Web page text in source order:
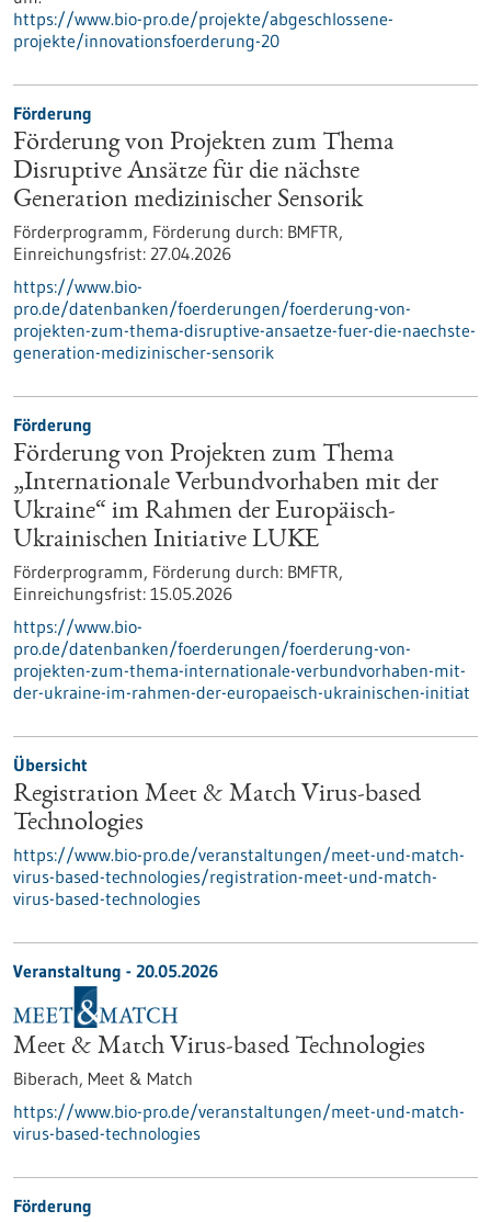
https://www.bio-pro.de/projekte/abgeschlossene-
projekte/innovationsfoerderung-20
Förderung
Förderung von Projekten zum Thema
Disruptive Ansätze für die nächste
Generation medizinischer Sensorik
Förderprogramm, Förderung durch: BMFTR,
Einreichungsfrist: 27.04.2026
https://www.bio-
pro.de/datenbanken/foerderungen/foerderung-von-
projekten-zum-thema-disruptive-ansaetze-fuer-die-naechste-
generation-medizinischer-sensorik
Förderung
Förderung von Projekten zum Thema
„Internationale Verbundvorhaben mit der
Ukraine“ im Rahmen der Europäisch-
Ukrainischen Initiative LUKE
Förderprogramm, Förderung durch: BMFTR,
Einreichungsfrist: 15.05.2026
https://www.bio-
pro.de/datenbanken/foerderungen/foerderung-von-
projekten-zum-thema-internationale-verbundvorhaben-mit-
der-ukraine-im-rahmen-der-europaeisch-ukrainischen-initiat
Übersicht
Registration Meet & Match Virus-based
Technologies
https://www.bio-pro.de/veranstaltungen/meet-und-match-
virus-based-technologies/registration-meet-und-match-
virus-based-technologies
Veranstaltung - 20.05.2026
Meet & Match Virus-based Technologies
Biberach, Meet & Match
https://www.bio-pro.de/veranstaltungen/meet-und-match-
virus-based-technologies
Förderung